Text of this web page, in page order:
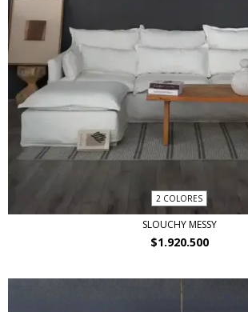
2 COLORES
SLOUCHY MESSY
$1.920.500